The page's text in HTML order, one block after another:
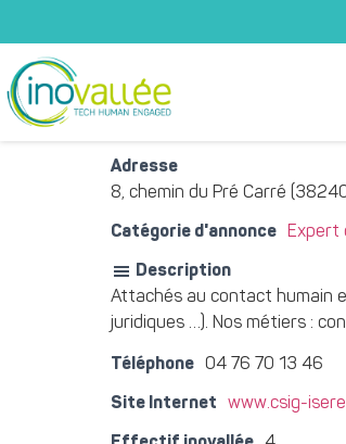
Adresse
8, chemin du Pré Carré
Catégorie d'annonce Expert
Description
Attachés au contact humain
juridiques …). Nos métiers :
Téléphone 04 76 70 13 46
Site Internet www.csig-